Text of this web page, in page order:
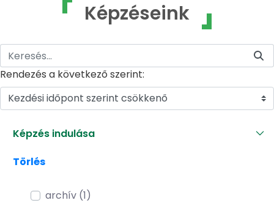
Képzéseink
Rendezés a következő szerint:
Kezdési időpont szerint csökkenő
Képzés indulása
Törlés
archív (1)